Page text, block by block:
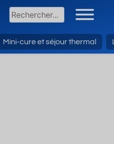
Mini-cure et séjour thermal